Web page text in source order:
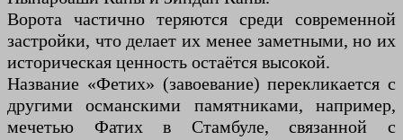
Ворота частично теряются среди современной
застройки, что делает их менее заметными, но их
историческая ценность остаётся высокой.
Название «Фетих» (завоевание) перекликается с
другими османскими памятниками, например,
мечетью Фатих в Стамбуле, связанной с